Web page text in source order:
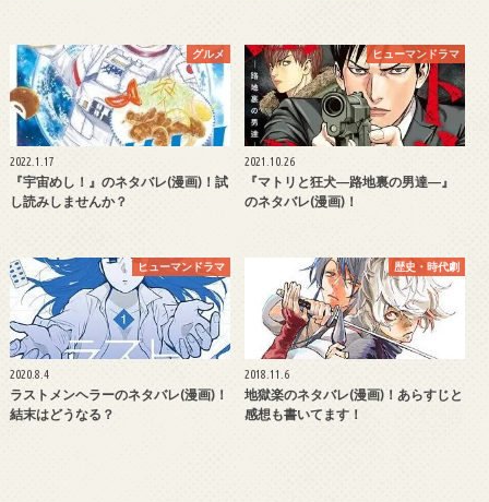
グルメ
2022.1.17
『宇宙めし！』のネタバレ(漫画)！試
し読みしませんか？
ヒューマンドラマ
2021.10.26
『マトリと狂犬―路地裏の男達―』
のネタバレ(漫画)！
ヒューマンドラマ
2020.8.4
ラストメンヘラーのネタバレ(漫画)！
結末はどうなる？
歴史・時代劇
2018.11.6
地獄楽のネタバレ(漫画)！あらすじと
感想も書いてます！